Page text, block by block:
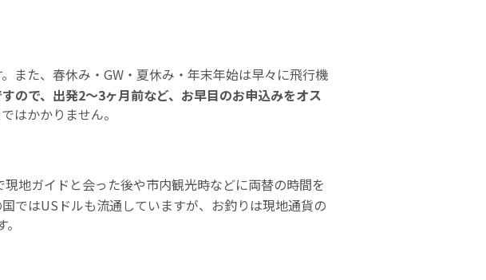
また、春休み・GW・夏休み・年末年始は早々に飛行機
ので、出発2〜3ヶ月前など、お早目のお申込みをオス
はかかりません。
地ガイドと会った後や市内観光時などに両替の時間を
ではUSドルも流通していますが、お釣りは現地通貨の